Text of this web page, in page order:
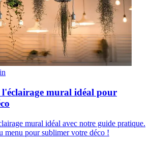
mural idéal pour
mural idéal avec notre guide pratique.
menu pour sublimer votre déco !